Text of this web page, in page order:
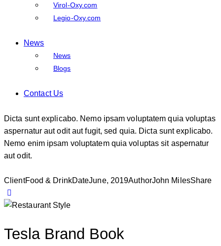
Virol-Oxy.com
Legio-Oxy.com
News
News
Blogs
Contact Us
Dicta sunt explicabo. Nemo ipsam voluptatem quia voluptas
aspernatur aut odit aut fugit, sed quia. Dicta sunt explicabo.
Nemo enim ipsam voluptatem quia voluptas sit aspernatur
aut odit.
ClientFood & DrinkDateJune, 2019AuthorJohn MilesShare
Tesla Brand Book